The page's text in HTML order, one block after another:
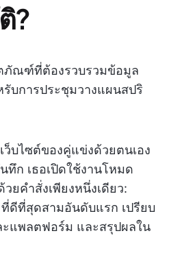
?
ภัณฑ์ที่ต้องรวบรวมข้อมูล
รับการประชุมวางแผนสปริ
ว็บไซต์ของคู่แข่งด้วยตนเอง
ก เธอเปิดใช้งานโหมด
ยคำสั่งเพียงหนึ่งเดียว:
ดีที่สุดสามอันดับแรก เปรียบ
ะแพลตฟอร์ม และสรุปผลใน